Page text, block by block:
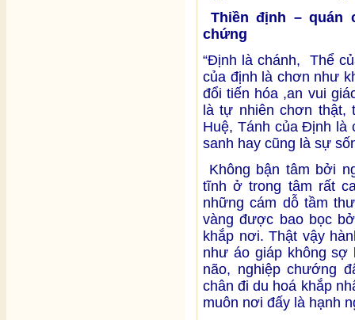
Thiền định – quán
chứng
“Định là chánh, Thể
của định là chơn như
đổi tiến hóa ,an vui
là tự nhiên chơn
Huệ, Tánh của Định là
sanh hay cũng là sự
Không bận tâm bởi
tĩnh ở trong tâm rất
những cám dỗ tầm
vàng được bao bọc
khắp nơi. Thật vậy
như áo giáp không sợ
não, nghiệp chướng
chân đi du hoá khắp
muôn nơi đấy là hạnh